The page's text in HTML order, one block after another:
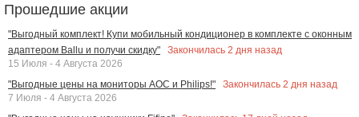
Прошедшие акции
"Выгодный комплект! Купи мобильный кондиционер в комплекте с оконным
адаптером Ballu и получи скидку"
Закончилась 2 дня назад
15 Июля - 4 Августа 2026
"Выгодные цены на мониторы AOC и Philips!"
Закончилась 2 дня назад
7 Июля - 4 Августа 2026